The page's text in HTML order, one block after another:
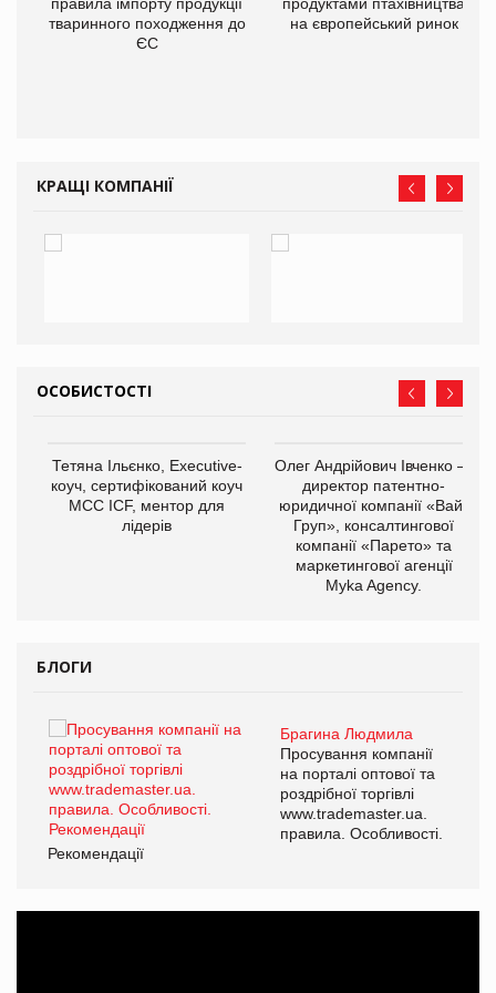
тваринного походження до
ЄС
на європейський ринок
КРАЩІ КОМПАНІЇ
ОСОБИСТОСТІ
Тетяна Ільєнко, Executive-
коуч, сертифікований коуч
МСС ICF, ментор для
лідерів
Олег Андрійович Івченко —
директор патентно-
юридичної компанії «Вайз
Груп», консалтингової
компанії «Парето» та
маркетингової агенції
Myka Agency.
БЛОГИ
Брагина Людмила
Просування компанії
на порталі оптової та
роздрібної торгівлі
www.trademaster.ua.
правила. Особливості.
Рекомендації